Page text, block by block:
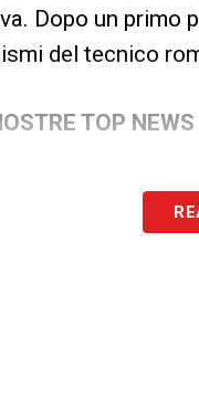
Dopo un
del tecnico
TOP NEWS